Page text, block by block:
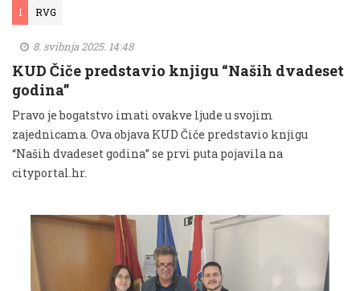
I RVG
8. svibnja 2025. 14:48
KUD Čiče predstavio knjigu “Naših dvadeset
godina”
Pravo je bogatstvo imati ovakve ljude u svojim
zajednicama. Ova objava KUD Čiče predstavio knjigu
“Naših dvadeset godina” se prvi puta pojavila na
cityportal.hr.